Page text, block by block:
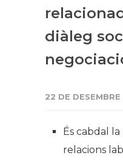
diàleg
22 DE
És cabdal
relacions